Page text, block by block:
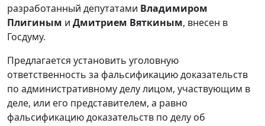
разработанный депутатами Владимиром
Плигиным и Дмитрием Вяткиным, внесен в
Госдуму.
Предлагается установить уголовную
ответственность за фальсификацию доказательств
по административному делу лицом, участвующим в
деле, или его представителем, а равно
фальсификацию доказательств по делу об